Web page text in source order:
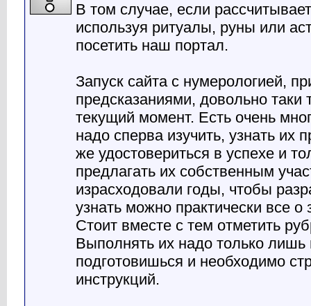
В том случае, если
используя ритуалы, руны или
посетить наш портал.
Запуск сайта с нумерологией,
предсказаниями, довольно таки
текущий момент. Есть очень
надо сперва изучить, узнать их
же удостовериться в успехе и
предлагать их собственным
израсходовали годы, чтобы
узнать можно практически все о
Стоит вместе с тем отметить
Выполнять их надо только
подготовишься и необходимо
инструкций.